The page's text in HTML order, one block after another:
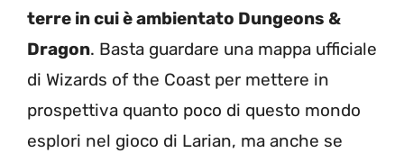
terre in cui è ambientato Dungeons &
Dragon. Basta guardare una mappa ufficiale
di Wizards of the Coast per mettere in
prospettiva quanto poco di questo mondo
esplori nel gioco di Larian, ma anche se